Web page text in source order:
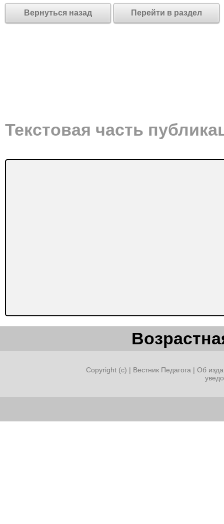
Вернуться назад Перейти в раздел
Текстовая часть
Copyright (c) | Вестник Педагога | Об